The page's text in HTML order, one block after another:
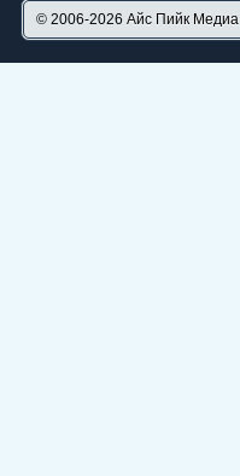
© 2006-2026 Айс Пийк Медиа